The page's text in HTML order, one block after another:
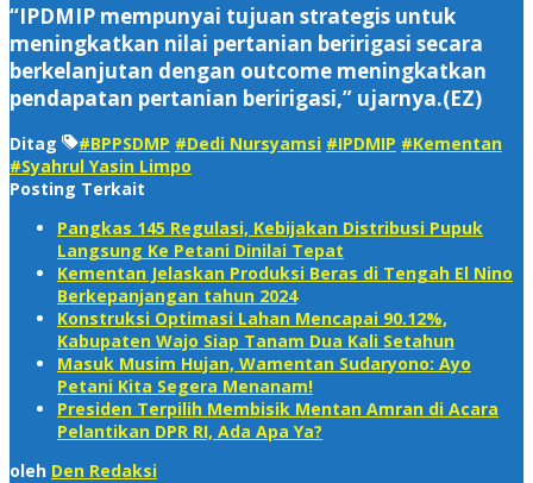
“IPDMIP mempunyai tujuan strategis untuk
meningkatkan nilai pertanian beririgasi secara
berkelanjutan dengan outcome meningkatkan
pendapatan pertanian beririgasi,” ujarnya.(EZ)
Ditag #BPPSDMP #Dedi Nursyamsi #IPDMIP #Kementan
#Syahrul Yasin Limpo
Posting Terkait
Pangkas 145 Regulasi, Kebijakan Distribusi Pupuk
Langsung Ke Petani Dinilai Tepat
Kementan Jelaskan Produksi Beras di Tengah El Nino
Berkepanjangan tahun 2024
Konstruksi Optimasi Lahan Mencapai 90.12%,
Kabupaten Wajo Siap Tanam Dua Kali Setahun
Masuk Musim Hujan, Wamentan Sudaryono: Ayo
Petani Kita Segera Menanam!
Presiden Terpilih Membisik Mentan Amran di Acara
Pelantikan DPR RI, Ada Apa Ya?
oleh Den Redaksi